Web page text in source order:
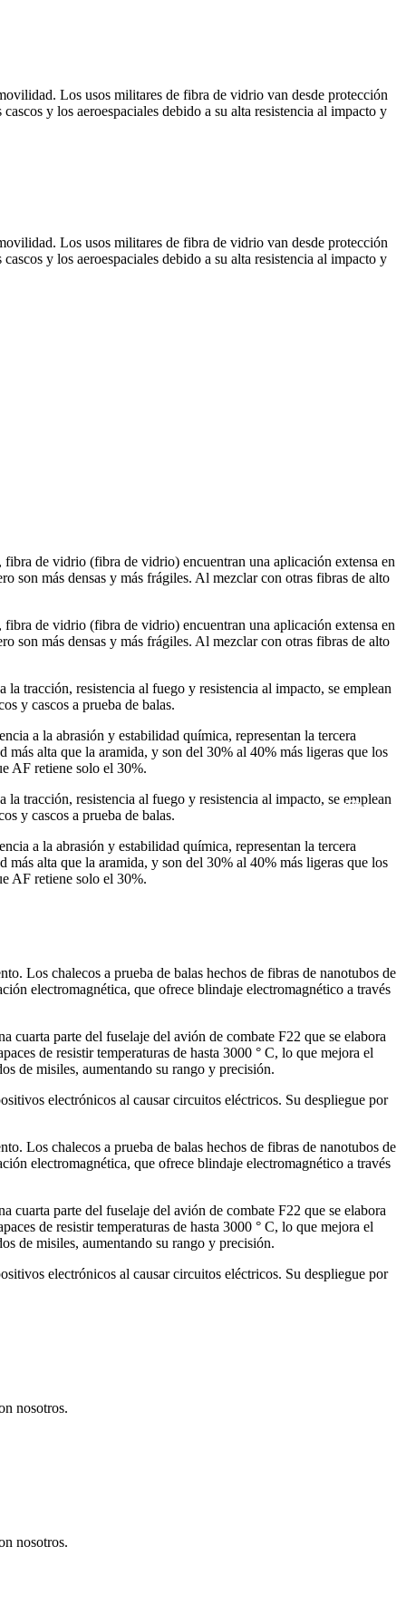
Los usos militares de fibra de vidrio van desde protección
y los aeroespaciales debido a su alta resistencia al impacto y
Los usos militares de fibra de vidrio van desde protección
y los aeroespaciales debido a su alta resistencia al impacto y
de vidrio (fibra de vidrio) encuentran una aplicación extensa en
son más densas y más frágiles. Al mezclar con otras fibras de alto
de vidrio (fibra de vidrio) encuentran una aplicación extensa en
son más densas y más frágiles. Al mezclar con otras fibras de alto
la tracción, resistencia al fuego y resistencia al impacto, se emplean
y cascos a prueba de balas.
a la abrasión y estabilidad química, representan la tercera
alta que la aramida, y son del 30% al 40% más ligeras que los
AF retiene solo el 30%.
la tracción, resistencia al fuego y resistencia al impacto, se emplean
y cascos a prueba de balas.
a la abrasión y estabilidad química, representan la tercera
alta que la aramida, y son del 30% al 40% más ligeras que los
AF retiene solo el 30%.
Los chalecos a prueba de balas hechos de fibras de nanotubos de
electromagnética, que ofrece blindaje electromagnético a través
cuarta parte del fuselaje del avión de combate F22 que se elabora
de resistir temperaturas de hasta 3000 ° C, lo que mejora el
de misiles, aumentando su rango y precisión.
electrónicos al causar circuitos eléctricos. Su despliegue por
Los chalecos a prueba de balas hechos de fibras de nanotubos de
electromagnética, que ofrece blindaje electromagnético a través
cuarta parte del fuselaje del avión de combate F22 que se elabora
de resistir temperaturas de hasta 3000 ° C, lo que mejora el
de misiles, aumentando su rango y precisión.
electrónicos al causar circuitos eléctricos. Su despliegue por
nosotros.
nosotros.